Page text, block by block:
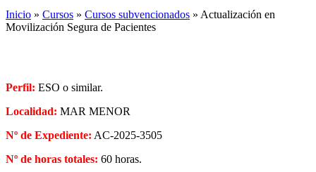
Inicio » Cursos » Cursos subvencionados » Actualización en
Movilización Segura de Pacientes
Perfil: ESO o similar.
Localidad: MAR MENOR
Nº de Expediente: AC-2025-3505
Nº de horas totales: 60 horas.